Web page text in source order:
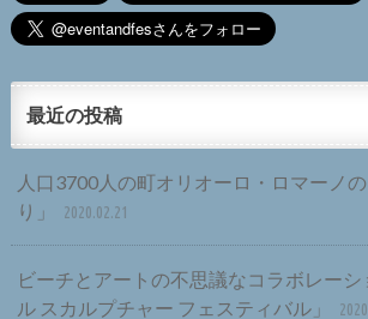
最近の投稿
人口3700人の町オリオーロ・ロマーノ
り」
2020.02.21
ビーチとアートの不思議なコラボレーシ
ル スカルプチャー フェスティバル」